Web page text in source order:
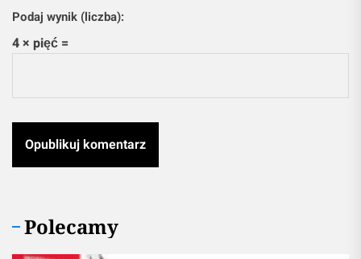
Podaj wynik (liczba):
4 × pięć =
Polecamy